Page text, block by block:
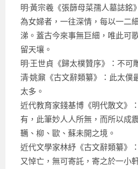
明·黃宗羲《張篩母菜孺人墓誌銘
為女婦者，一往深情，每以一二
涕。蓋古今來事無巨細，唯此可
留天壤。
明·王世貞《歸太樸贊序》：不可
清·姚鼐《古文辭類纂》：此太僕
太多。
近代教育家錢基博《明代散文》
有，此筆妙人人所無，而所以成
韉、柳、歐、蘇未開之境。
近代文學家林紓《古文辭類纂》
又悼亡，無可寄託，寄之於一小